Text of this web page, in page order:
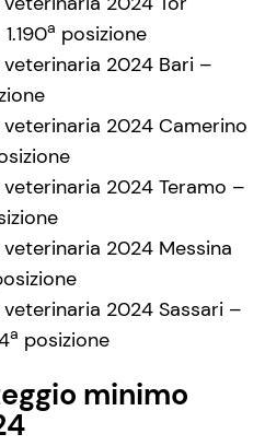
a posizione
2024 Bari –
2024 Camerino
2024 Teramo –
2024 Messina
2024 Sassari –
a posizione
minimo